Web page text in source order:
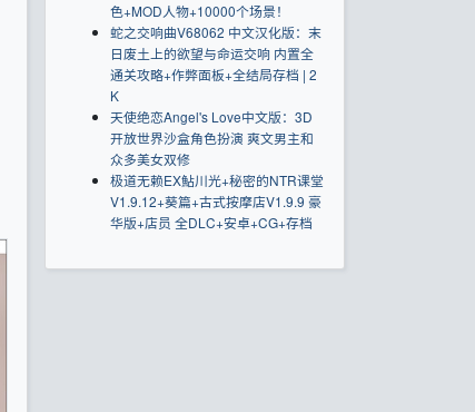
色+MOD人物+10000个场景！
蛇之交响曲V68062 中文汉化版：末
日废土上的欲望与命运交响 内置全
通关攻略+作弊面板+全结局存档 | 2
K
天使绝恋Angel's Love中文版：3D
开放世界沙盒角色扮演 爽文男主和
众多美女双修
极道无赖EX鮎川光+秘密的NTR课堂
V1.9.12+葵篇+古式按摩店V1.9.9 豪
华版+店员 全DLC+安卓+CG+存档